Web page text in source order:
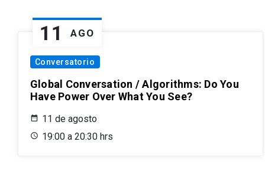
Conversatorio
Global Conversation / Algorithms: Do You
Have Power Over What You See?
11 AGO
11 de agosto
19:00 a 20:30 hrs